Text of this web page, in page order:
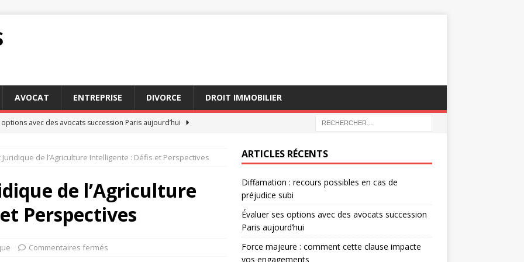
AVOCAT ENTREPRISE DIVORCE DROIT IMMOBILIER
options avec des avocats succession Paris aujourd’hui
: comment cette clause impacte vos engagements
DROIT
d’une séparation : l’importance d’un avocat droit de la famille
: Pourquoi choisir des avocats succession Paris
: recours possibles en cas de préjudice subi
Juridique de l’Agriculture Intelligente : Défis et Perspectives
de l’Agriculture
Perspectives
Commentaires fermés
ARTICLES RÉCENTS
Diffamation : recours possibles en cas de
préjudice subi
Évaluer ses options avec des avocats succession
Paris aujourd’hui
Force majeure : comment cette clause impacte
vos engagements